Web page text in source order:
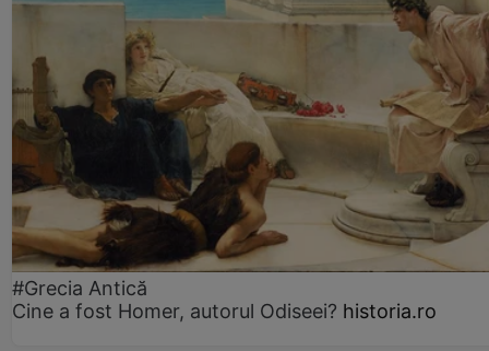
#Grecia Antică
Cine a fost Homer, autorul Odiseei? historia.ro